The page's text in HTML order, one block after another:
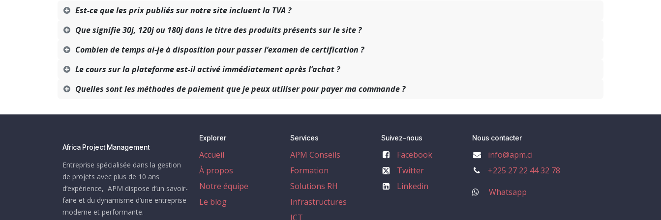
Est-ce que les prix publiés sur notre site incluent la TVA ?
Que signifie 30j, 120j ou 180j dans le titre des produits présents sur le site ?
Combien de temps ai-je à disposition pour passer l’examen de certification ?
Le cours sur la plateforme est-il activé immédiatement après l’achat ?
Quelles sont les méthodes de paiement que je peux utiliser pour payer ma commande ?
Africa Project Management
Entreprise spécialisée dans la gestion
de projets avec plus de 10 ans
d’expérience, APM dispose d’un savoir-
faire et du dynamisme d’une entreprise
moderne et performante.
Nous contacter
info@apm.ci
+225 27 22 44 32 78
Whatsapp
Suivez-nous
Facebook
Twitter
Linkedin
Services
APM Conseils
Formation
Solutions RH
Infrastructures
ICT
Explorer
Accueil
À propos
Notre équipe
Le blog